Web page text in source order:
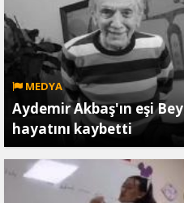
MEDYA
Aydemir Akbaş'ın eşi
hayatını kaybetti